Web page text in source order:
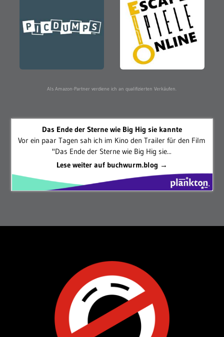
Als Amazon-Partner verdiene ich an qualifizierten Verkäufen.
Das Ende der Sterne wie Big Hig sie kannte
Vor ein paar Tagen sah ich im Kino den Trailer für den Film
"Das Ende der Sterne wie Big Hig sie...
Lese weiter auf buchwurm.blog →